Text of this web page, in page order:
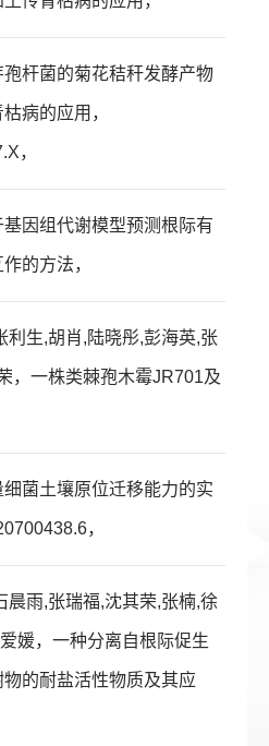
孢杆菌的菊花秸秆发酵产物
病的应用，
，
基因组代谢模型预测根际有
的方法，
利生,胡肖,陆晓彤,彭海英,张
，一株类棘孢木霉JR701及
细菌土壤原位迁移能力的实
，
晨雨,张瑞福,沈其荣,张楠,徐
媛，一种分离自根际促生
的耐盐活性物质及其应